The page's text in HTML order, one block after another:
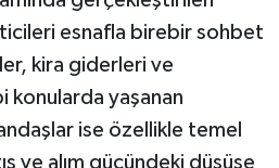
esnafla birebir sohbet
kira giderleri ve
konularda yaşanan
ise özellikle temel
ve alım gücündeki düşüşe